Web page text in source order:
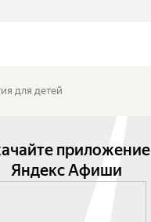
для детей
приложение
Яндекс Афиши